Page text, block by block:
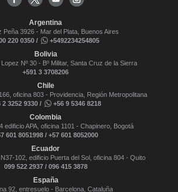
Argentina
Peña 3926 - Mar del Plata, Buenos Aires
220 0350 /
+5492234254805
Bolivia
Nº 30 - Bº Militar, Santa Cruz de la Sierra
+591 3 3708206
Chile
oficina 803 - Providencia, Región Metropolitana
2 3252 9330 /
+56 9 5346 8218
Colombia
edificio APA, oficina 1101 - Chapinero, Bogotá
601 8051998 / +57 601 8052000
Ecuador
102, edificio Puerta del Sol, oficina 804 - Quito
099 522 2937 / 096 415 3878
España
92, entresuelo - Barcelona, Cataluña